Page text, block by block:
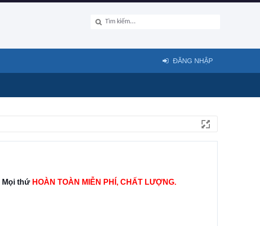
Mọi thứ HOÀN TOÀN MIỄN PHÍ, CHẤT LƯỢNG.
ĐĂNG NHẬP